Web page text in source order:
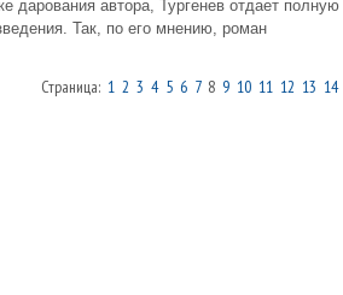
автора, Тургенев отдает полную
Так, по его мнению, роман
Страница: 1 2 3 4 5 6 78 9 10 11 12 13 14